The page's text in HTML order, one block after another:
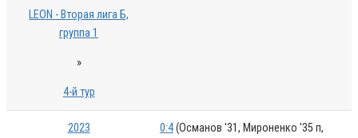
LEON - Вторая лига Б,
группа 1
»
4-й тур
2023 0:4(Османов '31, Мироненко '35 п,